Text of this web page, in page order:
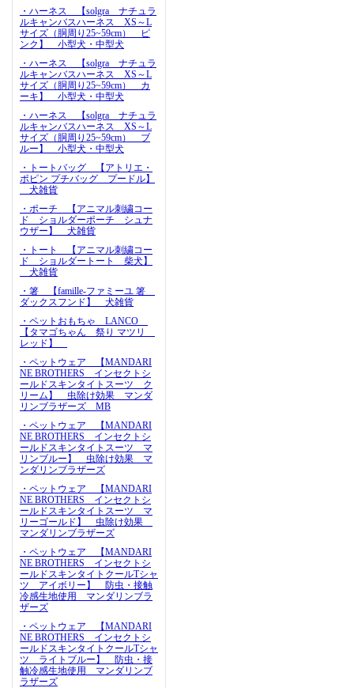
・ハーネス 【solgra ナチュラ
ルキャンバスハーネス XS～L
サイズ（胴周り25~59cm） ピ
ンク】 小型犬・中型犬
・ハーネス 【solgra ナチュラ
ルキャンバスハーネス XS～L
サイズ（胴周り25~59cm） カ
ーキ】 小型犬・中型犬
・ハーネス 【solgra ナチュラ
ルキャンバスハーネス XS～L
サイズ（胴周り25~59cm） ブ
ルー】 小型犬・中型犬
・トートバッグ 【アトリエ・
ポピン プチバッグ プードル】
犬雑貨
・ポーチ 【アニマル刺繍コー
ド ショルダーポーチ シュナ
ウザー】 犬雑貨
・トート 【アニマル刺繍コー
ド ショルダートート 柴犬】
犬雑貨
・箸 【famille-ファミーユ 箸
ダックスフンド】 犬雑貨
・ペットおもちゃ LANCO
【タマゴちゃん 祭り マツリ
レッド】
・ペットウェア 【MANDARI
NE BROTHERS インセクトシ
ールドスキンタイトスーツ ク
リーム】 虫除け効果 マンダ
リンブラザーズ MB
・ペットウェア 【MANDARI
NE BROTHERS インセクトシ
ールドスキンタイトスーツ マ
リンブルー】 虫除け効果 マ
ンダリンブラザーズ
・ペットウェア 【MANDARI
NE BROTHERS インセクトシ
ールドスキンタイトスーツ マ
リーゴールド】 虫除け効果
マンダリンブラザーズ
・ペットウェア 【MANDARI
NE BROTHERS インセクトシ
ールドスキンタイトクールTシャ
ツ アイボリー】 防虫・接触
冷感生地使用 マンダリンブラ
ザーズ
・ペットウェア 【MANDARI
NE BROTHERS インセクトシ
ールドスキンタイトクールTシャ
ツ ライトブルー】 防虫・接
触冷感生地使用 マンダリンブ
ラザーズ